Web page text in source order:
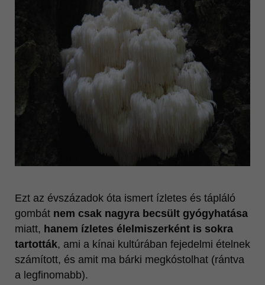
Ganoderma lucidum
Videók
További oldalaink
Ezt az évszázadok óta ismert ízletes és tápláló
gombát nem csak nagyra becsült gyógyhatása
miatt, hanem ízletes élelmiszerként is sokra
tartották, ami a kínai kultúrában fejedelmi ételnek
számított, és amit ma bárki megkóstolhat (rántva
a legfinomabb).